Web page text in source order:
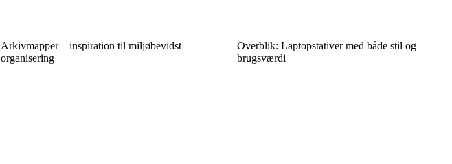
Arkivmapper – inspiration til miljøbevidst
organisering
Overblik: Laptopstativer med både stil og
brugsværdi